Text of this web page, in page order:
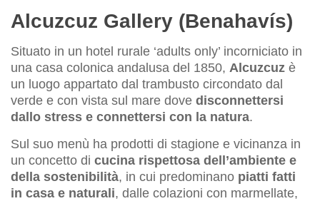
Alcuzcuz Gallery (Benahavís)
Situato in un hotel rurale ‘adults only’ incorniciato in
una casa colonica andalusa del 1850, Alcuzcuz è
un luogo appartato dal trambusto circondato dal
verde e con vista sul mare dove disconnettersi
dallo stress e connettersi con la natura.
Sul suo menù ha prodotti di stagione e vicinanza in
un concetto di cucina rispettosa dell’ambiente e
della sostenibilità, in cui predominano piatti fatti
in casa e naturali, dalle colazioni con marmellate,